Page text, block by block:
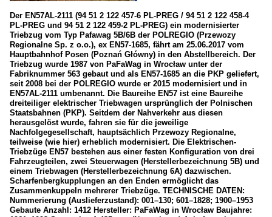
Der EN57AL-2111 (94 51 2 122 457-6 PL-PREG / 94 51 2 122 458-4
PL-PREG und 94 51 2 122 459-2 PL-PREG) ein modernisierter
Triebzug vom Typ Pafawag 5B/6B der POLREGIO (Przewozy
Regionalne Sp. z o.o.), ex EN57-1685, fährt am 25.06.2017 vom
Hauptbahnhof Posen (Poznań Główny) in den Abstellbereich. Der
Triebzug wurde 1987 von PaFaWag in Wrocław unter der
Fabriknummer 563 gebaut und als EN57-1685 an die PKP geliefert,
seit 2008 bei der POLREGIO wurde er 2015 modernisiert und in
EN57AL-2111 umbenannt. Die Baureihe EN57 ist eine Baureihe
dreiteiliger elektrischer Triebwagen ursprünglich der Polnischen
Staatsbahnen (PKP). Seitdem der Nahverkehr aus diesen
herausgelöst wurde, fahren sie für die jeweilige
Nachfolgegesellschaft, hauptsächlich Przewozy Regionalne,
teilweise (wie hier) erheblich modernisiert. Die Elektrischen-
Triebzüge EN57 bestehen aus einer festen Konfiguration von drei
Fahrzeugteilen, zwei Steuerwagen (Herstellerbezeichnung 5B) und
einem Triebwagen (Herstellerbezeichnung 6A) dazwischen.
Scharfenbergkupplungen an den Enden ermöglicht das
Zusammenkuppeln mehrerer Triebzüge. TECHNISCHE DATEN:
Nummerierung (Auslieferzustand): 001–130; 601–1828; 1900–1953
Gebaute Anzahl: 1412 Hersteller: PaFaWag in Wrocław Baujahre: